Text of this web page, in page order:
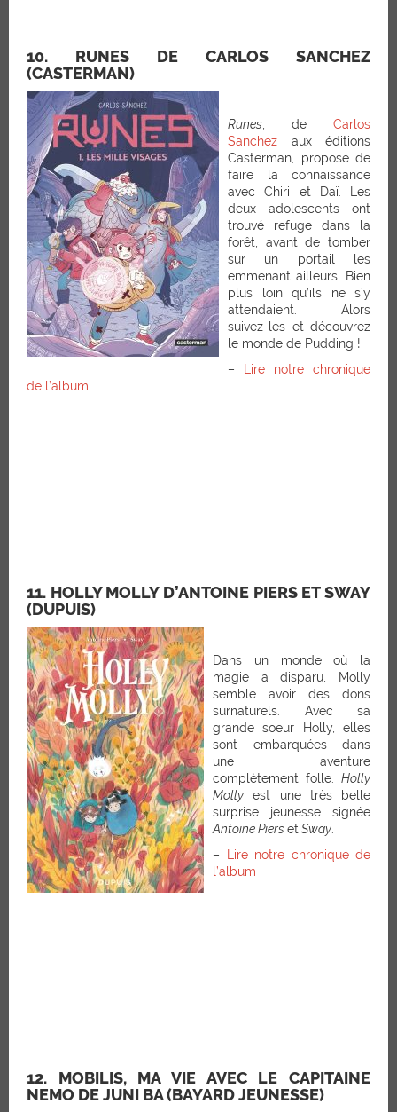
10. RUNES DE CARLOS SANCHEZ
(CASTERMAN)
Runes , de Carlos
Sanchez aux éditions
Casterman, propose de
faire la connaissance
avec Chiri et Daï. Les
deux adolescents ont
trouvé refuge dans la
forêt, avant de tomber
sur un portail les
emmenant ailleurs. Bien
plus loin qu’ils ne s’y
attendaient. Alors
suivez-les et découvrez
le monde de Pudding !
– Lire notre chronique
de l’album
11. HOLLY MOLLY D’ANTOINE PIERS ET SWAY
(DUPUIS)
Dans un monde où la
magie a disparu, Molly
semble avoir des dons
surnaturels. Avec sa
grande soeur Holly, elles
sont embarquées dans
une aventure
complètement folle. Holly
Molly est une très belle
surprise jeunesse signée
Antoine Piers et Sway
–
Lire notre chronique de
l’album
12. MOBILIS, MA VIE AVEC LE CAPITAINE
NEMO DE JUNI BA (BAYARD JEUNESSE)